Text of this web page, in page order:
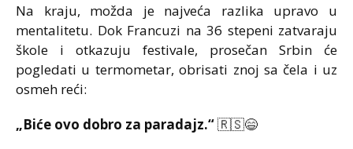
Na kraju, možda je najveća razlika upravo u
mentalitetu. Dok Francuzi na 36 stepeni zatvaraju
škole i otkazuju festivale, prosečan Srbin će
pogledati u termometar, obrisati znoj sa čela i uz
osmeh reći:
„Biće ovo dobro za paradajz.“🇷🇸😄